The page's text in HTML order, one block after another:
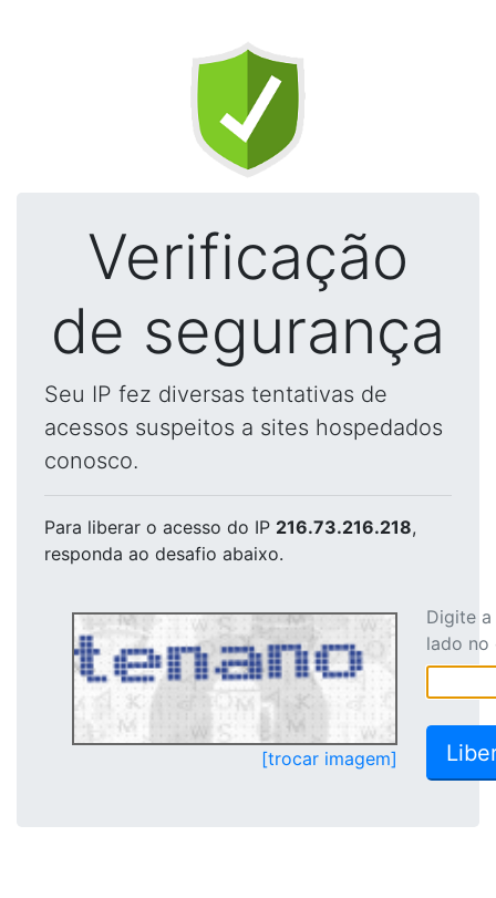
Verificação
de segurança
Seu IP fez diversas tentativas de
acessos suspeitos a sites hospedados
conosco.
Para liberar o acesso do IP 216.73.216.218,
responda ao desafio abaixo.
[trocar imagem]
Digite
lado no